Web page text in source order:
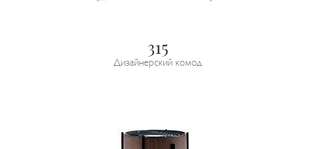
315
Дизайнерский комод